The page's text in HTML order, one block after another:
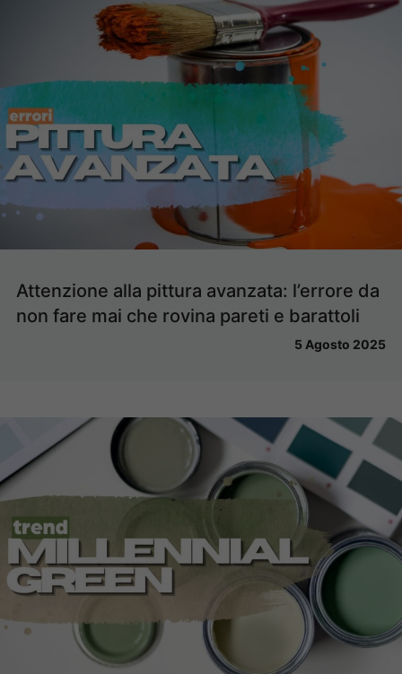
Attenzione alla pittura avanzata: l’errore da
non fare mai che rovina pareti e barattoli
5 Agosto 2025